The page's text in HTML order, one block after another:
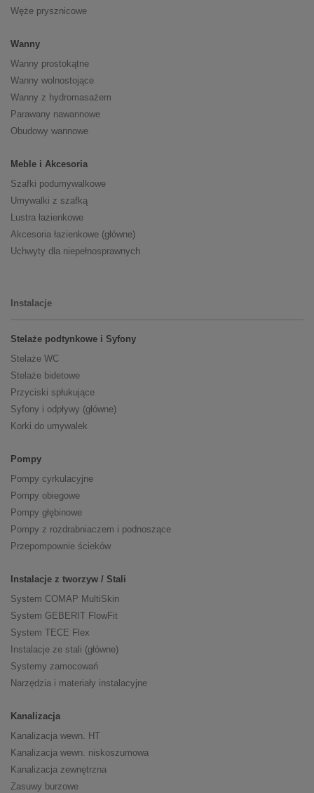
Węże prysznicowe
Wanny
Wanny prostokątne
Wanny wolnostojące
Wanny z hydromasażem
Parawany nawannowe
Obudowy wannowe
Meble i Akcesoria
Szafki podumywalkowe
Umywalki z szafką
Lustra łazienkowe
Akcesoria łazienkowe (główne)
Uchwyty dla niepełnosprawnych
Instalacje
Stelaże podtynkowe i Syfony
Stelaże WC
Stelaże bidetowe
Przyciski spłukujące
Syfony i odpływy (główne)
Korki do umywalek
Pompy
Pompy cyrkulacyjne
Pompy obiegowe
Pompy głębinowe
Pompy z rozdrabniaczem i podnoszące
Przepompownie ścieków
Instalacje z tworzyw / Stali
System COMAP MultiSkin
System GEBERIT FlowFit
System TECE Flex
Instalacje ze stali (główne)
Systemy zamocowań
Narzędzia i materiały instalacyjne
Kanalizacja
Kanalizacja wewn. HT
Kanalizacja wewn. niskoszumowa
Kanalizacja zewnętrzna
Zasuwy burzowe